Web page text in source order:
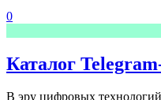
0
Каталог
В эру цифровых